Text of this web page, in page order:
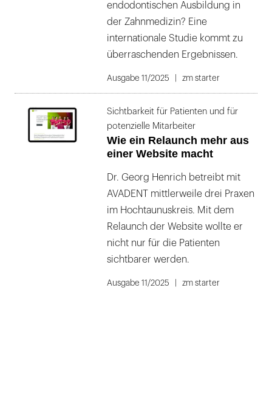
endodontischen Ausbildung in
der Zahnmedizin? Eine
internationale Studie kommt zu
überraschenden Ergebnissen.
Ausgabe 11/2025 zm starter
Sichtbarkeit für Patienten und für
potenzielle Mitarbeiter
Wie ein Relaunch mehr aus
einer Website macht
Dr. Georg Henrich betreibt mit
AVADENT mittlerweile drei Praxen
im Hochtaunuskreis. Mit dem
Relaunch der Website wollte er
nicht nur für die Patienten
sichtbarer werden.
Ausgabe 11/2025 zm starter